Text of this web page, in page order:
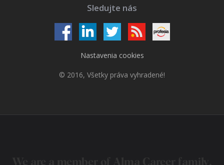
Sledujte nás
Nastavenia cookies
© 2016, Všetky práva vyhradené!